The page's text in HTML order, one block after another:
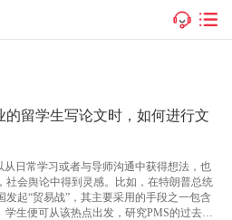
的留学生写论文时，如何进行文
从日常学习或者与导师沟通中获得想法，也
社会舆论中得到灵感。比如，在特朗普总统
发起“贸易战”，其主要采用的手段之一包含
学生便可从该热点出发，研究PMS的过去、